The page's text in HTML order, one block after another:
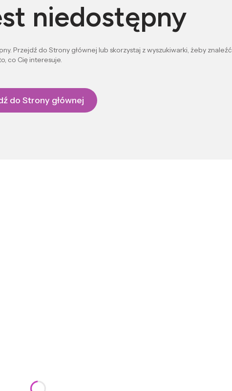
niedostępny
Przejdź do Strony głównej lub skorzystaj z wyszukiwarki, żeby znaleźć
co Cię interesuje.
do Strony głównej